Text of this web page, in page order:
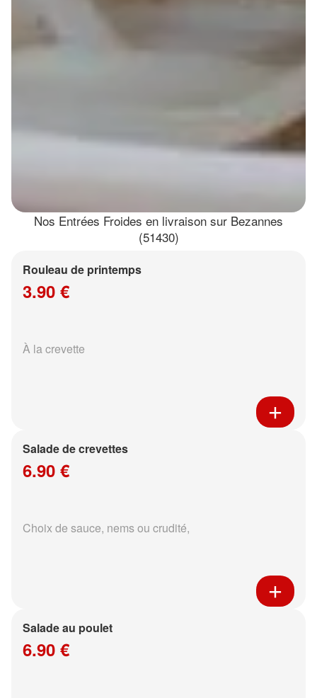
Nos Entrées Froides en livraison sur Bezannes
(51430)
Rouleau de printemps
3.90 €
À la crevette
Salade de crevettes
6.90 €
Choix de sauce, nems ou crudité,
Salade au poulet
6.90 €